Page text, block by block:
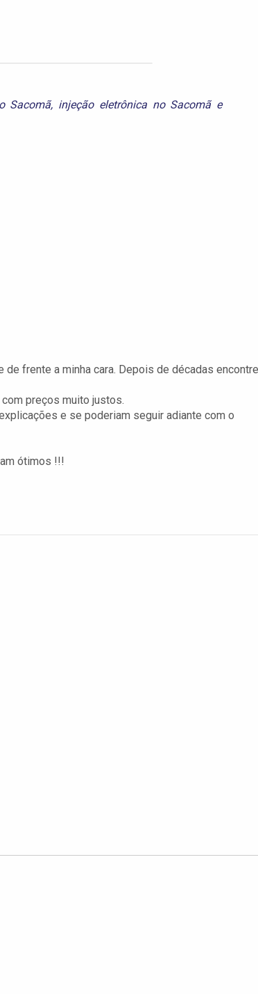
Sacomã, injeção eletrônica no Sacomãe
frente a minha cara. Depois de décadas
preços muito justos.
e se poderiam seguir adiante com o
ótimos !!!